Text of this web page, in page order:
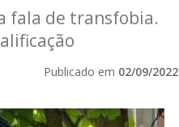
fala de transfobia.
Publicado em 02/09/2022